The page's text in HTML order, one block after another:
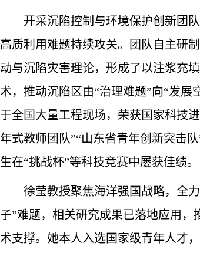
开采沉陷控制与环境保护创新团
高质利用难题持续攻关。团队自主研
动与沉陷灾害理论，形成了以注浆充
术，推动沉陷区由“治理难题”向“发
于全国大量工程现场，荣获国家科技
年式教师团队”“山东省青年创新突击
生在“挑战杯”等科技竞赛中屡获佳绩。
徐莹教授聚焦海洋强国战略，全
子”难题，相关研究成果已落地应用
术支撑。她本人入选国家级青年人才